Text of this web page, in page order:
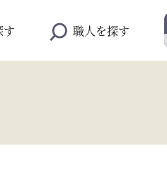
す 職人を探す